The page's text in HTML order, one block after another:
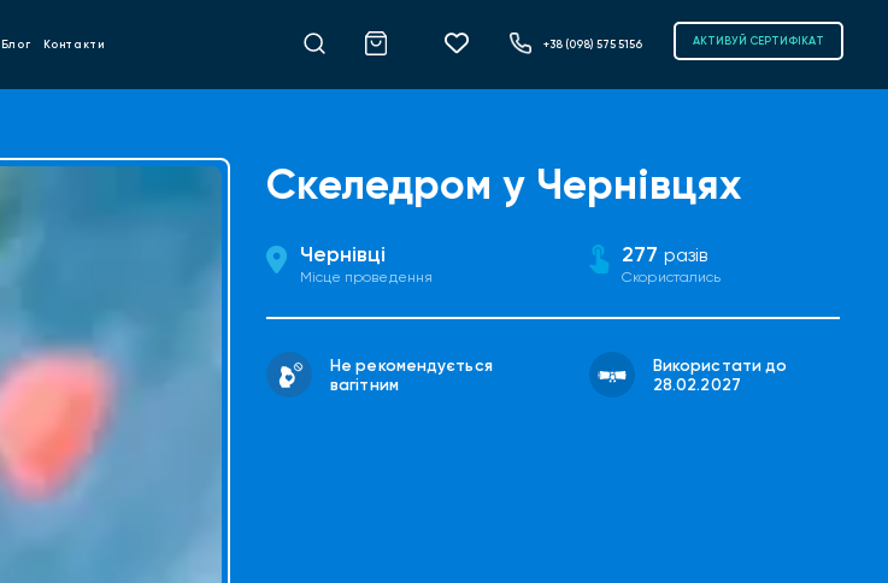
Блог Контакти +38 (098) 575 5156 АКТИВУЙ СЕРТИФІКАТ
Скеледром у Чернівцях
Чернівці
Місце проведення
277 разів
Скористались
Не рекомендується
вагітним
Використати до
28.02.2027